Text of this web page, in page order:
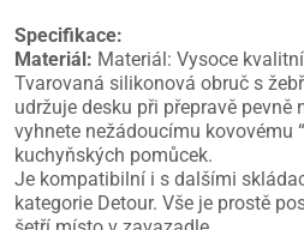
Specifikace:
Materiál: Materiál: Vysoce
Tvarovaná silikonová obruč s
udržuje desku při přepravě pevně
vyhnete nežádoucímu kovovému
kuchyňských pomůcek.
Je kompatibilní i s dalšími
kategorie Detour. Vše je prostě